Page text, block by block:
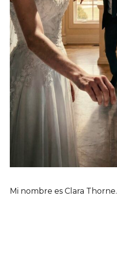
Mi nombre es Clara Thorne.